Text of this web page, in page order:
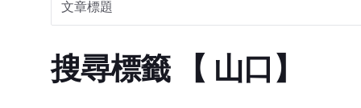
搜尋標籤 【 山口】